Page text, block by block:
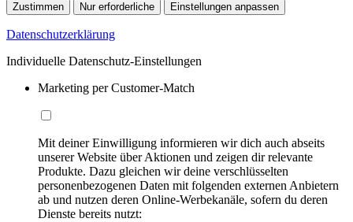
Zustimmen Nur erforderliche Einstellungen anpassen
Datenschutzerklärung
Individuelle Datenschutz-Einstellungen
Marketing per Customer-Match
Mit deiner Einwilligung informieren wir dich auch abseits
unserer Website über Aktionen und zeigen dir relevante
Produkte. Dazu gleichen wir deine verschlüsselten
personenbezogenen Daten mit folgenden externen Anbietern
ab und nutzen deren Online-Werbekanäle, sofern du deren
Dienste bereits nutzt: